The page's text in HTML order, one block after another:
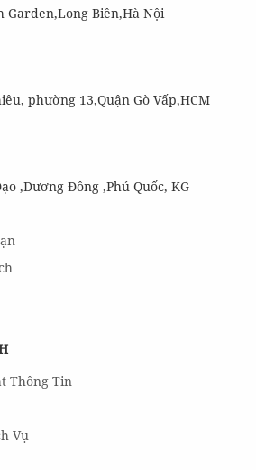
Garden,Long Biên,Hà Nội
phường 13,Quận Gò Vấp,HCM
,Dương Đông ,Phú Quốc, KG
Thông Tin
Vụ